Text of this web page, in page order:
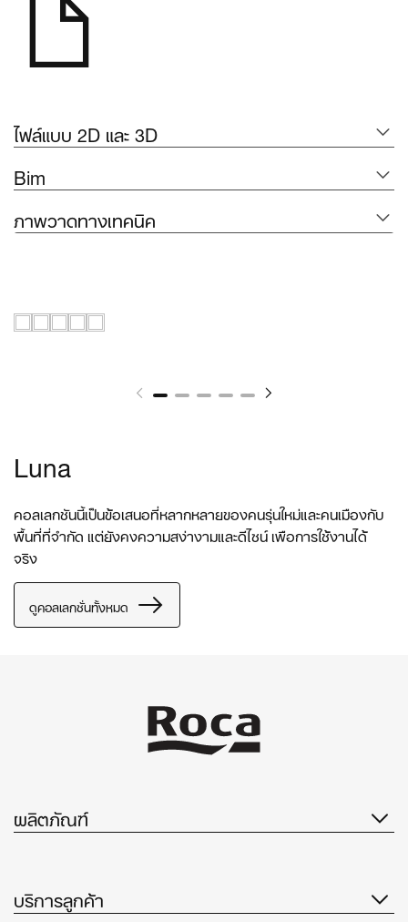
ไฟล์แบบ 2D และ 3D
Bim
ภาพวาดทางเทคนิค
Luna
คอลเลกชันนี้เป็นข้อเสนอที่หลากหลายของคนรุ่นใหม่และคนเมืองกับ
พื้นที่ที่จำกัด แต่ยังคงความสง่างามและดีไซน์ เพือการใช้งานได้
จริง
ดูคอลเลกชั่นทั้งหมด
ผลิตภัณฑ์
บริการลูกค้า